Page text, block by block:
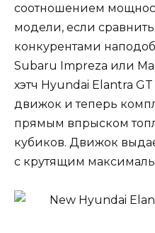
соотношением
модели, если
конкурентами
Subaru Impreza или
хэтч Hyundai Elantra
движок и теперь
прямым впрыском
кубиков. Движок
с крутящим